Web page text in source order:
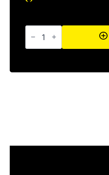
Revontulet
quantity